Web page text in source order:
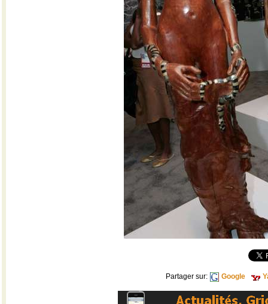
Partager sur: Google